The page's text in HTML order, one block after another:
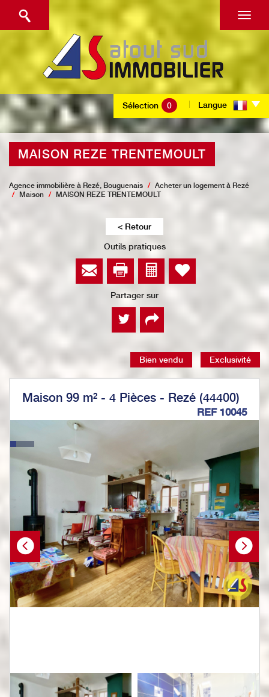
Sélection 0 Langue
MAISON REZE TRENTEMOULT
Agence immobilière à Rezé, Bouguenais
Acheter un logement à Rezé
Maison
MAISON REZE TRENTEMOULT
< Retour
Outils pratiques
Partager sur
Bien vendu Exclusivité
Maison 99 m² - 4 Pièces - Rezé (44400)
REF 10045